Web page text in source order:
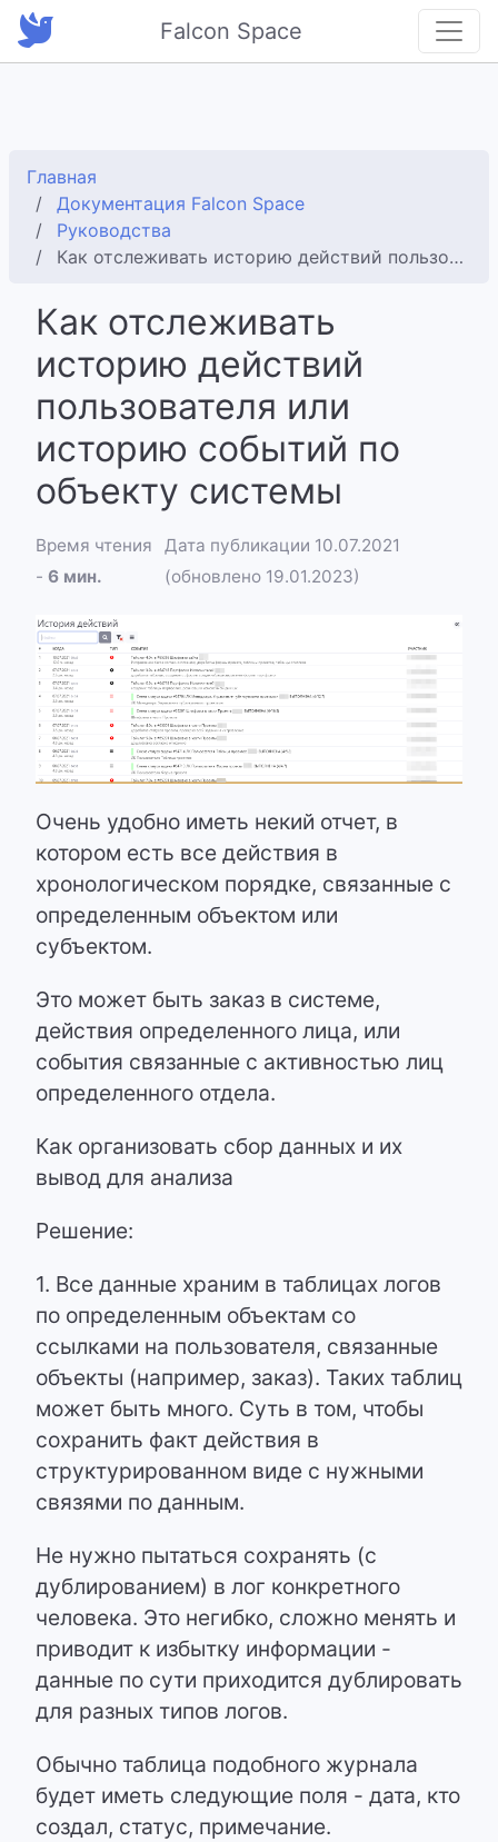
Falcon Space
Главная
Документация Falcon Space
Руководства
Как отслеживать историю действий пользователя или историю событий по объекту системы
Как отслеживать
историю действий
пользователя или
историю событий по
объекту системы
Время чтения
- 6 мин.
Дата публикации 10.07.2021
(обновлено 19.01.2023)
Очень удобно иметь некий отчет, в
котором есть все действия в
хронологическом порядке, связанные с
определенным объектом или
субъектом.
Это может быть заказ в системе,
действия определенного лица, или
события связанные с активностью лиц
определенного отдела.
Как организовать сбор данных и их
вывод для анализа
Решение:
1. Все данные храним в таблицах логов
по определенным объектам со
ссылками на пользователя, связанные
объекты (например, заказ). Таких таблиц
может быть много. Суть в том, чтобы
сохранить факт действия в
структурированном виде с нужными
связями по данным.
Не нужно пытаться сохранять (с
дублированием) в лог конкретного
человека. Это негибко, сложно менять и
приводит к избытку информации -
данные по сути приходится дублировать
для разных типов логов.
Обычно таблица подобного журнала
будет иметь следующие поля - дата, кто
создал, статус, примечание.